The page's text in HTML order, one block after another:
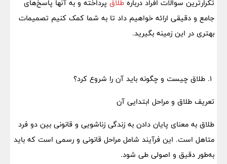
تکرارترین سوالات افراد درباره طلاق پرداخته و به آنها پاسخ‌های
جامع و دقیقی ارائه خواهیم داد تا به شما کمک کنیم تصمیمات
بهتری در این زمینه بگیرید.
تعریف طلاق و مراحل ابتدایی آن
طلاق به معنای پایان دادن به زندگی زناشویی و قانونی بین دو فرد
متاهل است. این فرآیند شامل مراحل قانونی و رسمی است که باید
به‌طور دقیق و اصولی طی شود.